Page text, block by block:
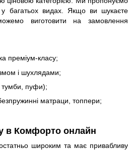
у багатьох видах. Якщо ви шукаєте
виготовити на замовлення
преміум-класу;
і шухлядами;
тумби пуфи);
матраци, топпери;
в Комфорто онлайн
широким та має привабливу